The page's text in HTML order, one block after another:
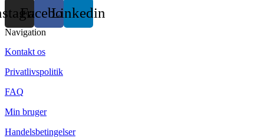
may
be
chosen
FacebookLinkedin
Navigation
Kontakt os
Privatlivspolitik
FAQ
Min bruger
Handelsbetingelser